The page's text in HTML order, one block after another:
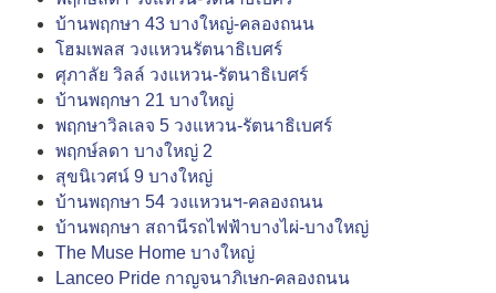
บ้านพฤกษา 43 บางใหญ่-คลองถนน
โฮมเพลส วงแหวนรัตนาธิเบศร์
ศุภาลัย วิลล์ วงแหวน-รัตนาธิเบศร์
บ้านพฤกษา 21 บางใหญ่
พฤกษาวิลเลจ 5 วงแหวน-รัตนาธิเบศร์
พฤกษ์ลดา บางใหญ่ 2
สุขนิเวศน์ 9 บางใหญ่
บ้านพฤกษา 54 วงแหวนฯ-คลองถนน
บ้านพฤกษา สถานีรถไฟฟ้าบางไผ่-บางใหญ่
The Muse Home บางใหญ่
Lanceo Pride กาญจนาภิเษก-คลองถนน